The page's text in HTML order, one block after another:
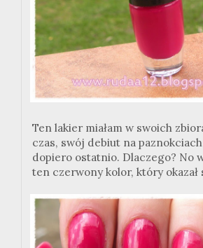
Ten lakier miałam w swoich
czas, swój debiut na
dopiero ostatnio. Dlaczego? No
ten czerwony kolor, który okazał